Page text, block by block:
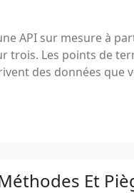
API sur mesure à
trois. Les points de
des données
Et